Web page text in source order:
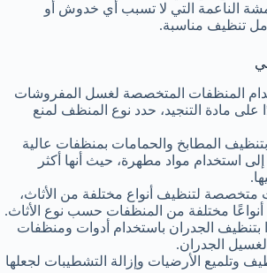
الناعمة التي لا تسبب أي خدوش أو
تنظيف مناسبة.
المنظفات المتخصصة لغسل المفروشات
على مادة التنجيد، حدد نوع المنظف لمنع
المطابخ والحمامات بمنظفات عالية
إلى استخدام مواد مطهرة، حيث أنها أكثر
متخصصة لتنظيف أنواع مختلفة من الأثاث،
مختلفة من المنظفات حسب نوع الأثاث.
بتنظيف الجدران باستخدام أدوات ومنظفات
الجدران.
وتلميع الأرضيات وإزالة التشطيبات لجعلها